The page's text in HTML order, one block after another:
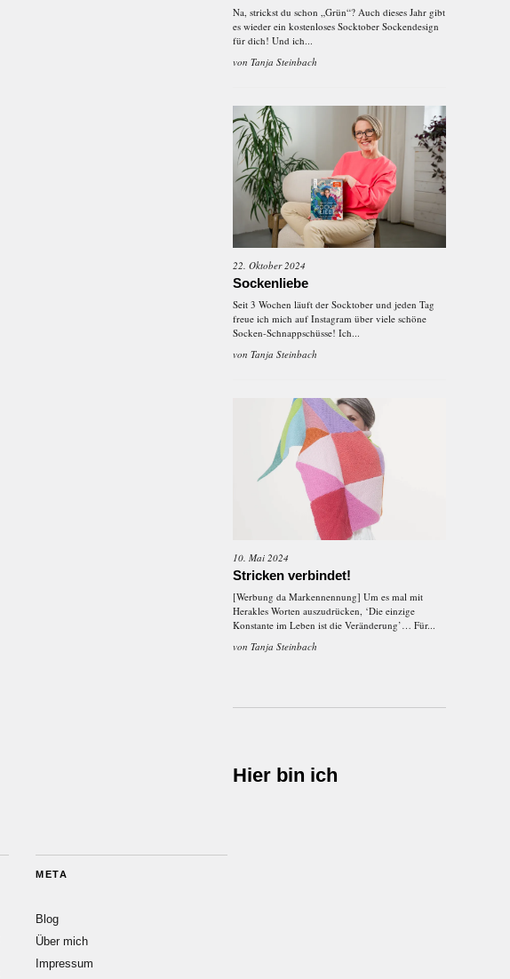
Na, strickst du schon „Grün“? Auch dieses Jahr gibt
es wieder ein kostenloses Socktober Sockendesign
für dich! Und ich...
von Tanja Steinbach
22. Oktober 2024
Sockenliebe
Seit 3 Wochen läuft der Socktober und jeden Tag
freue ich mich auf Instagram über viele schöne
Socken-Schnappschüsse! Ich...
von Tanja Steinbach
10. Mai 2024
Stricken verbindet!
[Werbung da Markennennung] Um es mal mit
Herakles Worten auszudrücken, ‘Die einzige
Konstante im Leben ist die Veränderung’… Für...
von Tanja Steinbach
Hier bin ich
META
Blog
Über mich
Impressum